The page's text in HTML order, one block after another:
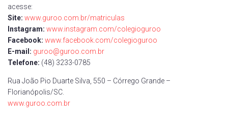
acesse:
Site: www.guroo.com.br/matriculas
Instagram: www.instagram.com/colegioguroo
Facebook: www.facebook.com/colegioguroo
E-mail: guroo@guroo.com.br
Telefone: (48) 3233-0785
Rua João Pio Duarte Silva, 550 – Córrego Grande –
Florianópolis/SC.
www.guroo.com.br